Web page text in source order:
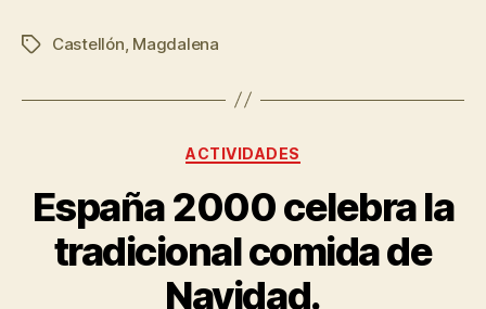
Castellón Magdalena
ACTIVIDADES
España 2000 celebra la
tradicional comida de
Navidad.